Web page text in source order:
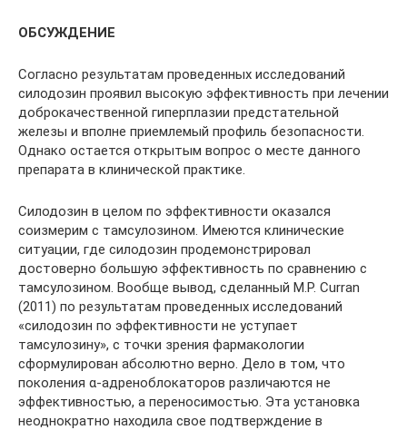
ОБСУЖДЕНИЕ
Согласно результатам проведенных исследований
силодозин проявил высокую эффективность при лечении
доброкачественной гиперплазии предстательной
железы и вполне приемлемый профиль безопасности.
Однако остается открытым вопрос о месте данного
препарата в клинической практике.
Силодозин в целом по эффективности оказался
соизмерим с тамсулозином. Имеются клинические
ситуации, где силодозин продемонстрировал
достоверно большую эффективность по сравнению с
тамсулозином. Вообще вывод, сделанный M.P. Curran
(2011) по результатам проведенных исследований
«силодозин по эффективности не уступает
тамсулозину», с точки зрения фармакологии
сформулирован абсолютно верно. Дело в том, что
поколения α-адреноблокаторов различаются не
эффективностью, а переносимостью. Эта установка
неоднократно находила свое подтверждение в